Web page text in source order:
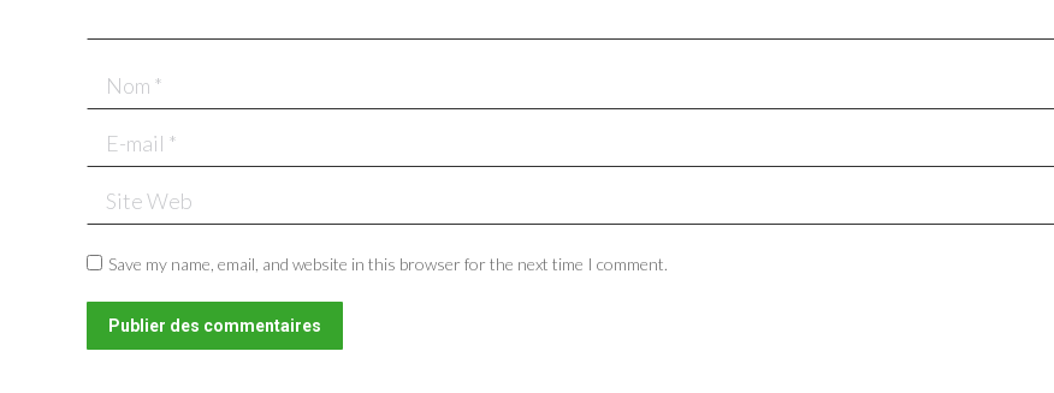
Nom *
E-mail *
Site Web
Save my name, email, and website in this browser for the next time I comment.
Publier des commentaires